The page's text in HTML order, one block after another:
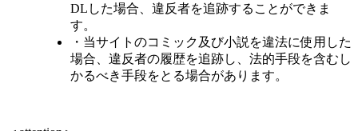
DLした場合、違反者を追跡することができま
す。
・当サイトのコミック及び小説を違法に使用した
場合、違反者の履歴を追跡し、法的手段を含むし
かるべき手段をとる場合があります。